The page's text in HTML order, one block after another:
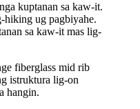
kuptanan sa kaw-it.
hiking ug pagbiyahe.
sa kaw-it mas lig-
fiberglass mid rib
istruktura lig-on
hangin.